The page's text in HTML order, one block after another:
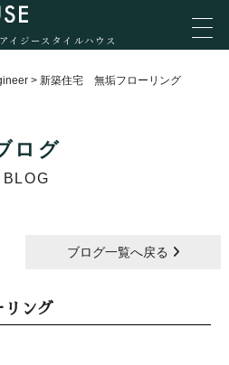
イジースタイルハウス
> 新築住宅 無垢フローリング
ログ
BLOG
ブログ一覧へ戻る
ング